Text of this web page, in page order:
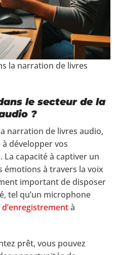
la narration de livres
le secteur de la
?
narration de livres audio,
développer vos
capacité à captiver un
à travers la voix
important de disposer
tel qu’un microphone
à
prêt, vous pouvez